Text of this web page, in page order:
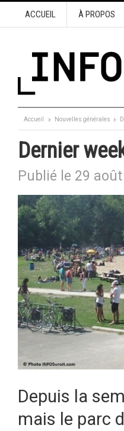
ACCUEIL À PROPOS
Accueil Nouvelles générales
Dernier
Publié le 29
Depuis la
mais le parc